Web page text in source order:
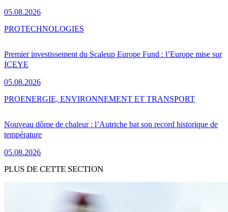
05.08.2026
Premier investissement du Scaleup Europe Fund : l’Europe mise sur
ICEYE
05.08.2026
PROTECHNOLOGIES
Nouveau dôme de chaleur : l’Autriche bat son record historique de
température
05.08.2026
PROENERGIE, ENVIRONNEMENT ET TRANSPORT
PLUS DE CETTE SECTION